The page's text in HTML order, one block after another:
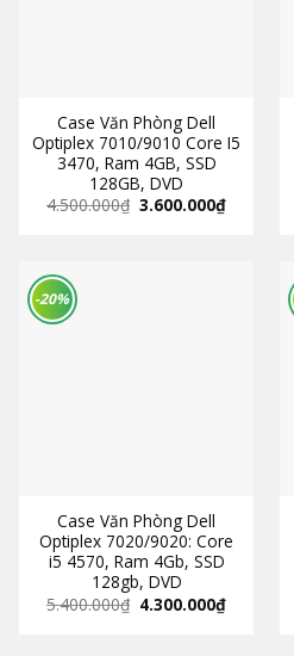
Case Văn Phòng Dell
Optiplex 7010/9010 Core I5
3470, Ram 4GB, SSD
128GB, DVD
4.500.000₫ 3.600.000₫
-20%
Case Văn Phòng Dell
Optiplex 7020/9020: Core
i5 4570, Ram 4Gb, SSD
128gb, DVD
5.400.000₫ 4.300.000₫